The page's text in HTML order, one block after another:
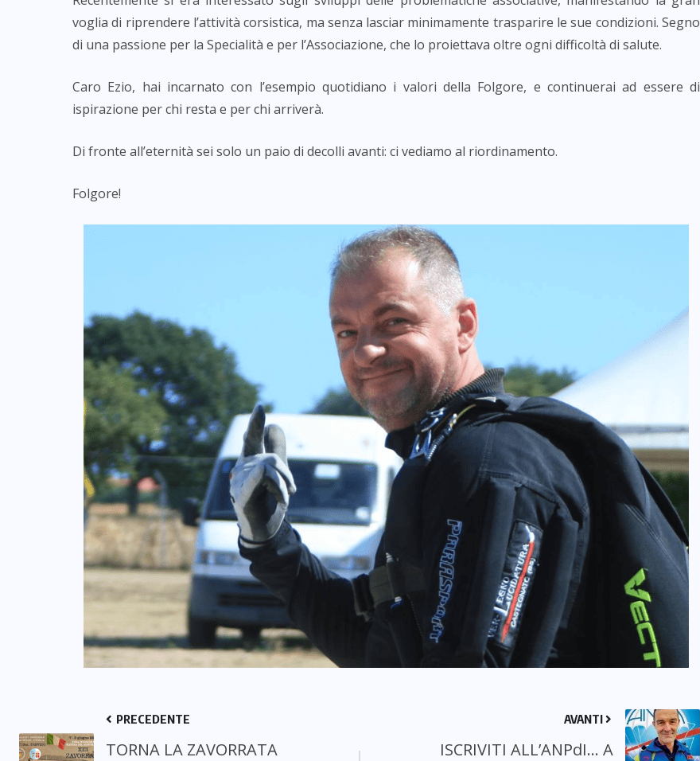
voglia di riprendere l’attività corsistica, ma senza lasciar minimamente trasparire le sue condizioni. Segno
di una passione per la Specialità e per l’Associazione, che lo proiettava oltre ogni difficoltà di salute.
Caro Ezio, hai incarnato con l’esempio quotidiano i valori della Folgore, e continuerai ad essere di
ispirazione per chi resta e per chi arriverà.
Di fronte all’eternità sei solo un paio di decolli avanti: ci vediamo al riordinamento.
Folgore!
PRECEDENTE
TORNA LA ZAVORRATA
AVANTI
ISCRIVITI ALL’ANPdI… A